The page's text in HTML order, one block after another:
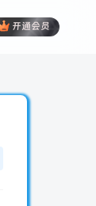
开通会员